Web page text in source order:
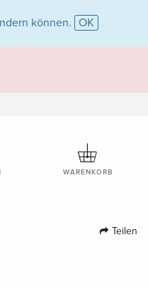
können. OK
WARENKORB
Teilen